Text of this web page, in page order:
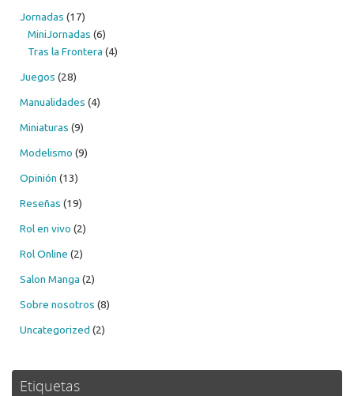
Jornadas (17)
MiniJornadas (6)
Tras la Frontera (4)
Juegos (28)
Manualidades (4)
Miniaturas (9)
Modelismo (9)
Opinión (13)
Reseñas (19)
Rol en vivo (2)
Rol Online (2)
Salon Manga (2)
Sobre nosotros (8)
Uncategorized (2)
Etiquetas